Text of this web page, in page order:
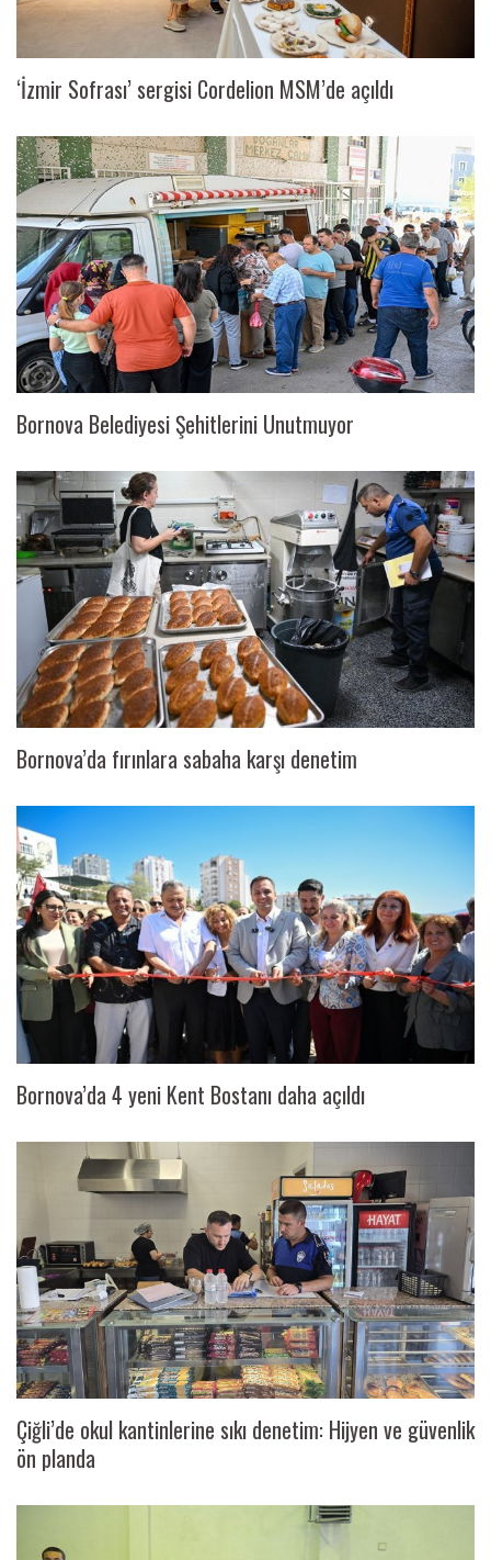
‘İzmir Sofrası’ sergisi Cordelion MSM’de açıldı
Bornova Belediyesi Şehitlerini Unutmuyor
Bornova’da fırınlara sabaha karşı denetim
Bornova’da 4 yeni Kent Bostanı daha açıldı
Çiğli’de okul kantinlerine sıkı denetim: Hijyen ve güvenlik
ön planda